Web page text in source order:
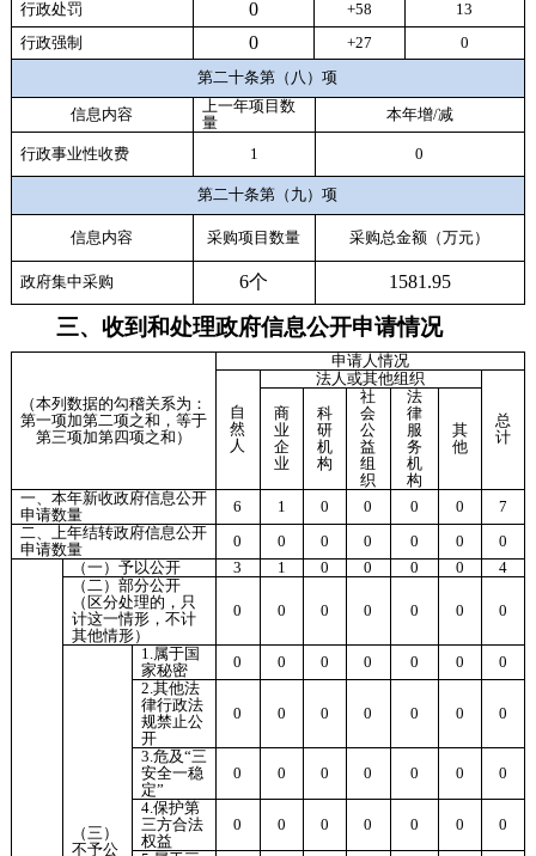
行政处罚 0 +58
13
行政强制
0 +27
0
第二十条第（八）项
信息内容
上一年项目数
量
本年增/减
行政事业性收费 1 0
第二十条第（九）项
信息内容 采购项目数量 采购总金额 （万元）
政府集中采购 6个 1581.95
三、收到和处理政府信息公开申请情况
（本列数据的勾稽关系为：
第一项加第二项之和，等于
第三项加第四项之和）
申请人情况
自
然
人
法人或其他组织
总
计
商
业
企
业
科
研
机
构
社
会
公
益
组
织
法
律
服
务
机
构
其
他
一、本年新收政府信息公开
申请数量
6 1 0 0 0 0
7
二、上年结转政府信息公开
申请数量
0 0 0 0 0 0 0
（一）予以公开 3 1 0 0 0 0
4
（二）部分公开
（区分处理的，只
计这一情形，不计
其他情形）
0 0 0 0 0 0 0
（三）
不予公
1.属于国
家秘密
0 0 0 0 0 0
0
2.其他法
律行政法
规禁止公
开
0 0 0 0 0 0 0
3.危及“三
安全一稳
定”
0 0 0 0 0 0
0
4.保护第
三方合法
权益
0 0 0 0 0 0
0